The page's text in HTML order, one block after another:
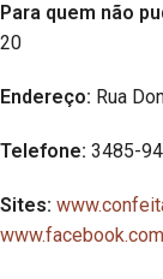
Para quem não
20
Endereço: Rua
Telefone: 3485-
Sites: